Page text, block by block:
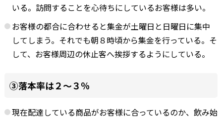
いる。訪問することを心待ちにしているお客様は多い。
お客様の都合に合わせると集金が土曜日と日曜日に集中
してしまう。それでも朝８時頃から集金を行っている。そ
して、お客様周辺の休止客へ挨拶するようにしている。
③落本率は２～３％
現在配達している商品がお客様に合っているのか、飲み始